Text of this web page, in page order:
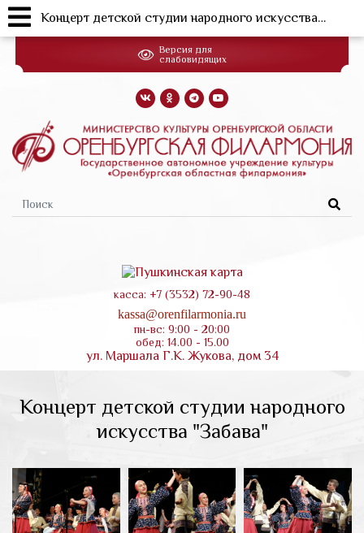
Перейти
основному
Форма
поиска
касса: +7 (3532) 72-90-48
kassa@orenfilarmonia.ru
пн-вс: 9:00 - 20:00
обед: 14.00 - 15.00
ул. Маршала Г.К. Жукова, дом 34
Версия для
слабовидящих
Концерт детской студии народного
искусства "Забава"
Концерт детской студии народного искусства "Забава"